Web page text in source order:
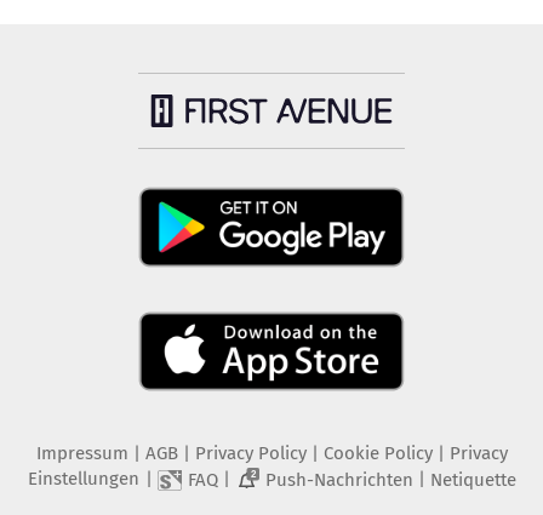
Impressum AGB Privacy Policy| Cookie Policy| Privacy
Einstellungen
FAQ| 2 Push-Nachrichten Netiquette